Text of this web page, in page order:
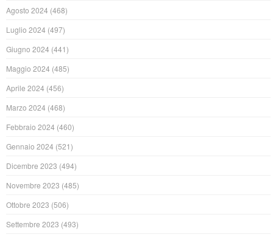
Agosto 2024 (468)
Luglio 2024 (497)
Giugno 2024 (441)
Maggio 2024 (485)
Aprile 2024 (456)
Marzo 2024 (468)
Febbraio 2024 (460)
Gennaio 2024 (521)
Dicembre 2023 (494)
Novembre 2023 (485)
Ottobre 2023 (506)
Settembre 2023 (493)